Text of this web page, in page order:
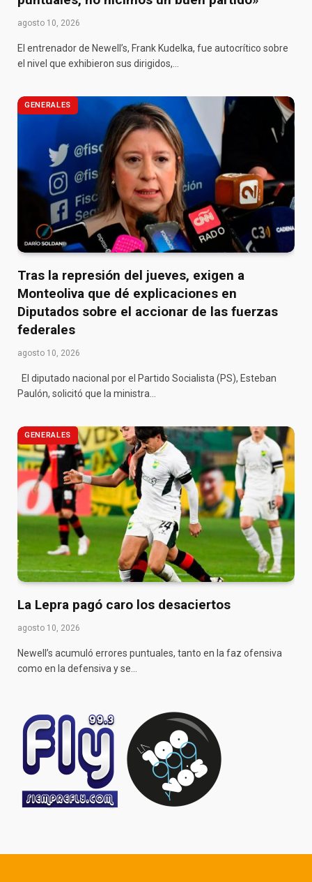
agosto 10, 2026
El entrenador de Newell’s, Frank Kudelka, fue autocrítico sobre
el nivel que exhibieron sus dirigidos,…
GENERALES
Tras la represión del jueves, exigen a
Monteoliva que dé explicaciones en
Diputados sobre el accionar de las fuerzas
federales
agosto 10, 2026
El diputado nacional por el Partido Socialista (PS), Esteban
Paulón, solicitó que la ministra…
GENERALES
La Lepra pagó caro los desaciertos
agosto 10, 2026
Newell’s acumuló errores puntuales, tanto en la faz ofensiva
como en la defensiva y se…